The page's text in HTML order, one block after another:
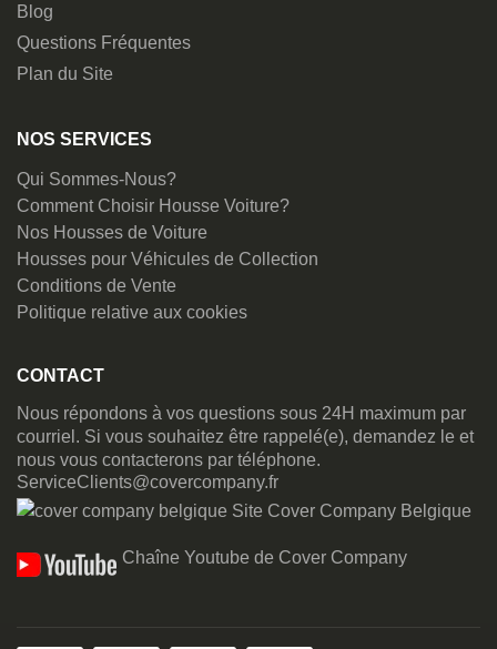
Blog
Questions Fréquentes
Plan du Site
NOS SERVICES
Qui Sommes-Nous?
Comment Choisir Housse Voiture?
Nos Housses de Voiture
Housses pour Véhicules de Collection
Conditions de Vente
Politique relative aux cookies
CONTACT
Nous répondons à vos questions sous 24H maximum par
courriel. Si vous souhaitez être rappelé(e), demandez le et
nous vous contacterons par téléphone.
ServiceClients@covercompany.fr
Site Cover Company Belgique
Chaîne Youtube de Cover Company